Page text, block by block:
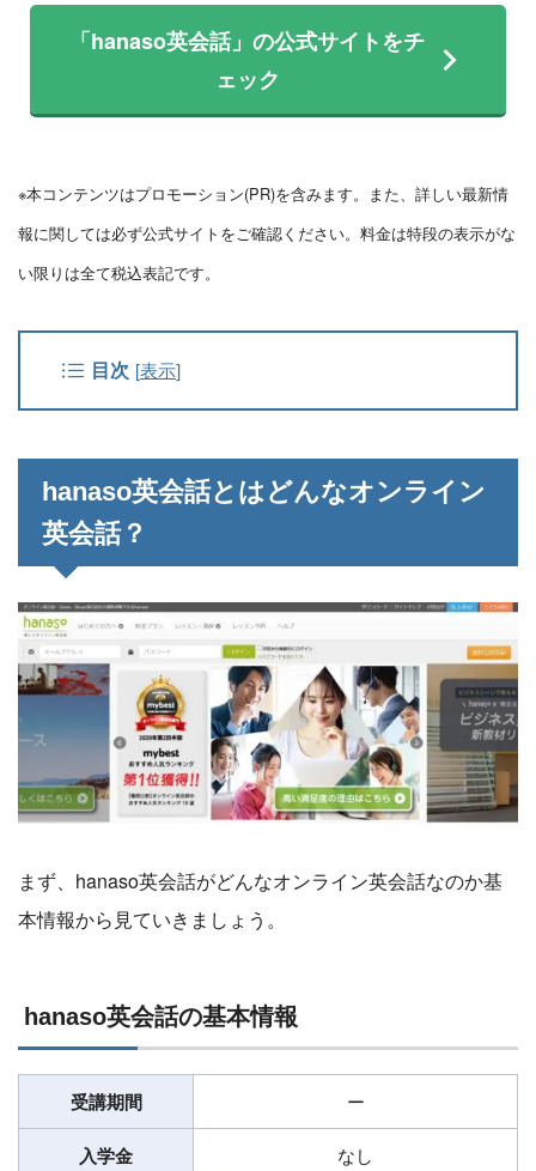
「hanaso英会話」の公式サイトをチ
ェック
※本コンテンツはプロモーション(PR)を含みます。また、詳しい最新情
報に関しては必ず公式サイトをご確認ください。料金は特段の表示がな
い限りは全て税込表記です。
目次 [表示]
hanaso英会話とはどんなオンライン
英会話？
まず、hanaso英会話がどんなオンライン英会話なのか基
本情報から見ていきましょう。
hanaso英会話の基本情報
受講期間 ー
入学金 なし